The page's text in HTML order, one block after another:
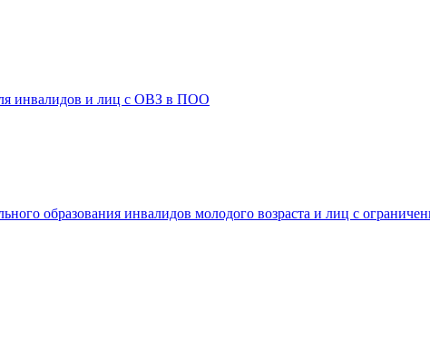
инвалидов и лиц с ОВЗ в ПОО
образования инвалидов молодого возраста и лиц с